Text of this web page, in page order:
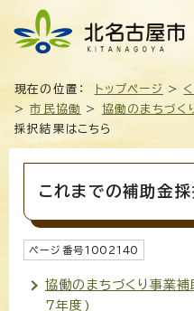
現在の位置： トップページ >
>市民協働 > 協働のまちづく
採択結果はこちら
これまでの補助金
ページ番号1002140
協働のまちづくり事業
7年度)